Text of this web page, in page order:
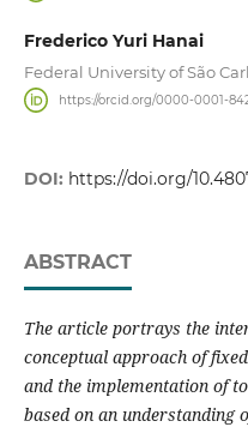
Frederico Yuri Hanai
Federal University of São
https://orcid.org/0000-0001-
DOI: https://doi.org/
ABSTRACT
The article portrays the
conceptual approach of
and the implementation of
based on an understanding